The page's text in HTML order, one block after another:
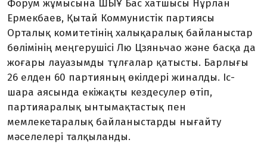
Форум жұмысына ШЫҰ Бас хатшысы Нұрлан
Ермекбаев, Қытай Коммунистік партиясы
Орталық комитетінің халықаралық байланыстар
бөлімінің меңгерушісі Лю Цзяньчао және басқа да
жоғары лауазымды тұлғалар қатысты. Барлығы
26 елден 60 партияның өкілдері жиналды. Іс-
шара аясында екіжақты кездесулер өтіп,
партияаралық ынтымақтастық пен
мемлекетаралық байланыстарды нығайту
мәселелері талқыланды.